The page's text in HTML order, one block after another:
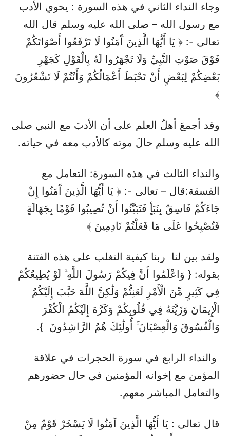
وجاء النداء الثاني في هذه السورة : يحوي الأدب
مع رسول الله – صلى الله عليه وسلم قال الله
تعالى -: ﴿ يَا أَيُّهَا الَّذِينَ آَمَنُوا لَا تَرْفَعُوا أَصْوَاتَكُمْ
فَوْقَ صَوْتِ النَّبِيِّ وَلَا تَجْهَرُوا لَهُ بِالْقَوْلِ كَجَهْرِ
بَعْضِكُمْ لِبَعْضٍ أَنْ تَحْبَطَ أَعْمَالُكُمْ وَأَنْتُمْ لَا تَشْعُرُونَ
﴾
وقد أجمعَ أهلُ العلم على أن الأدبَ مع النبي صلى
الله عليه وسلم حالَ موته كالأدب معه في حياته.
والنداء الثالث في هذه السورة: التعامل مع
الفسقة:قال – تعالى -: ﴿ يَا أَيُّهَا الَّذِينَ آَمَنُوا إِنْ
جَاءَكُمْ فَاسِقٌ بِنَبَأٍ فَتَبَيَّنُوا أَنْ تُصِيبُوا قَوْمًا بِجَهَالَةٍ
فَتُصْبِحُوا عَلَى مَا فَعَلْتُمْ نَادِمِينَ ﴾
ولقد بين لنا ربنا كيفية التغلب على هذه الفتنة
بقوله: { وَاعْلَمُوا أَنَّ فِيكُمْ رَسُولَ اللَّهِ ۚ لَوْ يُطِيعُكُمْ
فِي كَثِيرٍ مِّنَ الْأَمْرِ لَعَنِتُّمْ وَلَٰكِنَّ اللَّهَ حَبَّبَ إِلَيْكُمُ
الْإِيمَانَ وَزَيَّنَهُ فِي قُلُوبِكُمْ وَكَرَّهَ إِلَيْكُمُ الْكُفْرَ
وَالْفُسُوقَ وَالْعِصْيَانَ ۚ أُولَٰئِكَ هُمُ الرَّاشِدُونَ }.
والنداء الرابع في سورة الحجرات في علاقة
المؤمن مع إخوانه المؤمنين في حال حضورهم
والتعامل المباشر معهم.
قال تعالى : يَا أَيُّهَا الَّذِينَ آمَنُوا لَا يَسْخَرْ قَوْمٌ مِنْ